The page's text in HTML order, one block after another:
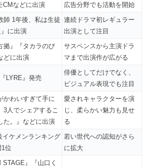
CMなどに出演 広告分野でも活動を開始
師 1年後、私は生徒
に出演
連続ドラマ初レギュラー
出演として注目
拠』『タカラのび
どに出演
サスペンスから主演ドラ
マまで出演作が広がる
LYRE』発売
俳優としてだけでなく、
ビジュアル表現でも注目
かわいすぎて手に
3人でシェアするこ
た。』などに出演
愛されキャラクターを演
じ、柔らかい魅力も見せ
る
イケメンランキング
位
若い世代への認知がさら
に拡大
STAGE』『山口く